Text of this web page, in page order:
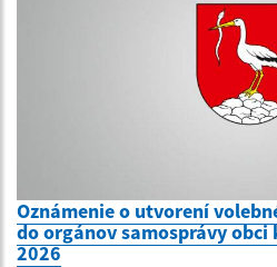
Oznámenie o utvorení
do orgánov samosprávy
2026